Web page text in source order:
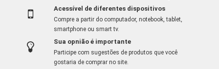
Acessível de diferentes dispositivos
Compre a partir do computador, notebook, tablet,
smartphone ou smart tv.
Sua opnião é importante
Participe com sugestões de produtos que você
gostaria de comprar no site.